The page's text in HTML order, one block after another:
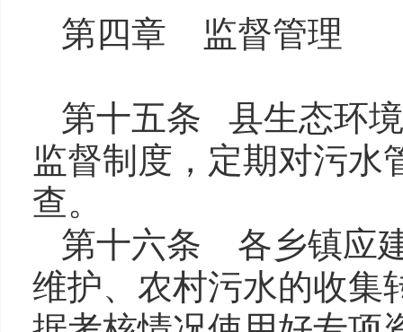
第四章 监督管理
第十五条 县生态环
监督制度，定期对污水
查。
第十六条 各乡镇应
维护、农村污水的收集